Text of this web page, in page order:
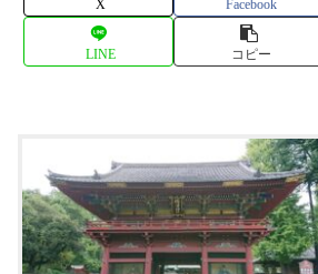
X Facebook
LINE コピー